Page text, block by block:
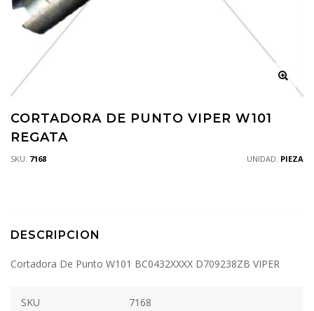
CORTADORA DE PUNTO VIPER W101
REGATA
SKU: 7168 UNIDAD: PIEZA
DESCRIPCION
Cortadora De Punto W101 BC0432XXXX D709238ZB VIPER
SKU 7168